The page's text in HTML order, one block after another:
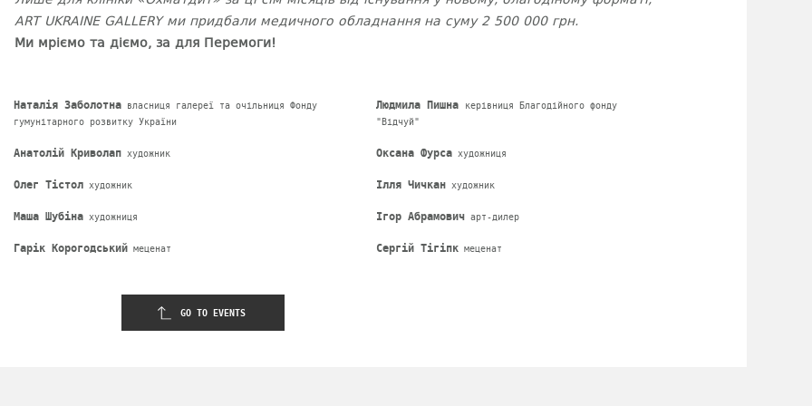
ART UKRAINE GALLERY ми придбали медичного обладнання на суму 2 500 000 грн.
Ми мріємо та діємо, за для Перемоги!
Наталія Заболотнавласниця галереї та очільниця Фонду
гумунітарного розвитку України
Людмила Пишна керівниця Благодійного фонду
"Відчуй"
Анатолій Криволапхудожник Оксана Фурса художниця
Олег Тістолхудожник Ілля Чичкан художник
Маша Шубінахудожниця Ігор Абрамович арт-дилер
Гарік Корогодськиймеценат Сергій Тігіпк меценат
GO TO EVENTS